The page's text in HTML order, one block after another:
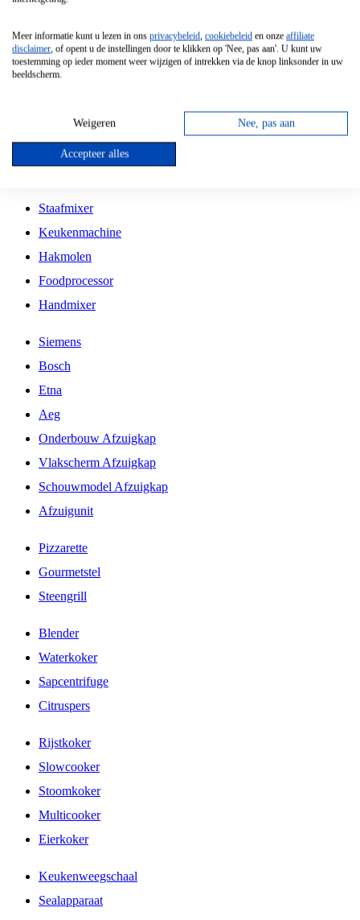
Vrijstaande Magnetron
Vrijstaande Kookplaat
Inbouw Gaskookplaat
Inbouw Keramische Kookplaat
Kookplaat Accessoires
Staafmixer
Keukenmachine
Hakmolen
Foodprocessor
Handmixer
Siemens
Bosch
Etna
Aeg
Onderbouw Afzuigkap
Vlakscherm Afzuigkap
Schouwmodel Afzuigkap
Afzuigunit
Pizzarette
Gourmetstel
Steengrill
Blender
Waterkoker
Sapcentrifuge
Citruspers
Rijstkoker
Slowcooker
Stoomkoker
Multicooker
Eierkoker
Keukenweegschaal
Sealapparaat
Meer informatie kunt u lezen in ons privacybeleid, cookiebeleid en onze affiliate
disclaimer, of opent u de instellingen door te klikken op 'Nee, pas aan'. U kunt uw
toestemming op ieder moment weer wijzigen of intrekken via de knop linksonder in uw
beeldscherm.
Weigeren Nee, pas aan
Accepteer alles